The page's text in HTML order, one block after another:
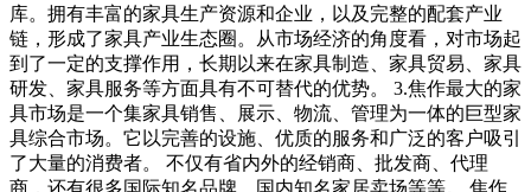
库。拥有丰富的家具生产资源和企业，以及完整的配套产业
链，形成了家具产业生态圈。从市场经济的角度看，对市场起
到了一定的支撑作用，长期以来在家具制造、家具贸易、家具
研发、家具服务等方面具有不可替代的优势。 3.焦作最大的家
具市场是一个集家具销售、展示、物流、管理为一体的巨型家
具综合市场。它以完善的设施、优质的服务和广泛的客户吸引
了大量的消费者。 不仅有省内外的经销商、批发商、代理
商，还有很多国际知名品牌、国内知名家居卖场等等。 焦作